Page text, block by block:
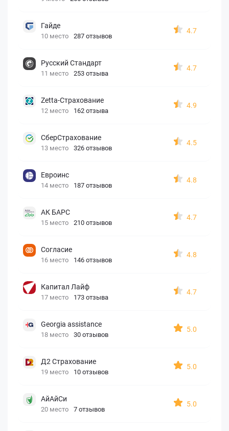
Гайде
10 место 287 отзывов
4.7
Русский Стандарт
11 место 253 отзыва
4.7
Zetta-Страхование
12 место 162 отзыва
4.9
СберСтрахование
13 место 326 отзывов
4.5
Евроинс
14 место 187 отзывов
4.8
АК БАРС
15 место 210 отзывов
4.7
Согласие
16 место 146 отзывов
4.8
Капитал Лайф
17 место 173 отзыва
4.7
Georgia assistance
18 место 30 отзывов
5.0
Д2 Страхование
19 место 10 отзывов
5.0
АйАйСи
20 место 7 отзывов
5.0